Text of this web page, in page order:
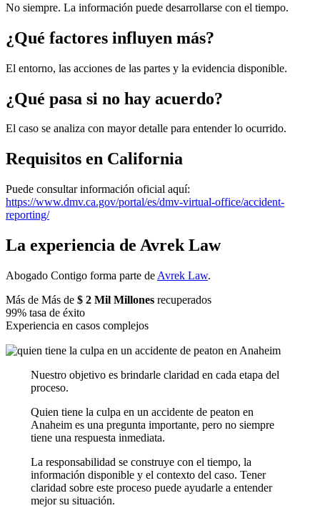
No siempre. La información puede desarrollarse con el tiempo.
¿Qué factores influyen más?
El entorno, las acciones de las partes y la evidencia disponible.
¿Qué pasa si no hay acuerdo?
El caso se analiza con mayor detalle para entender lo ocurrido.
Requisitos en California
Puede consultar información oficial aquí:
https://www.dmv.ca.gov/portal/es/dmv-virtual-office/accident-
reporting/
La experiencia de Avrek Law
Abogado Contigo forma parte de Avrek Law.
Más de Más de $ 2 Mil Millones recuperados
99% tasa de éxito
Experiencia en casos complejos
Nuestro objetivo es brindarle claridad en cada etapa del
proceso.
Quien tiene la culpa en un accidente de peaton en
Anaheim es una pregunta importante, pero no siempre
tiene una respuesta inmediata.
La responsabilidad se construye con el tiempo, la
información disponible y el contexto del caso. Tener
claridad sobre este proceso puede ayudarle a entender
mejor su situación.